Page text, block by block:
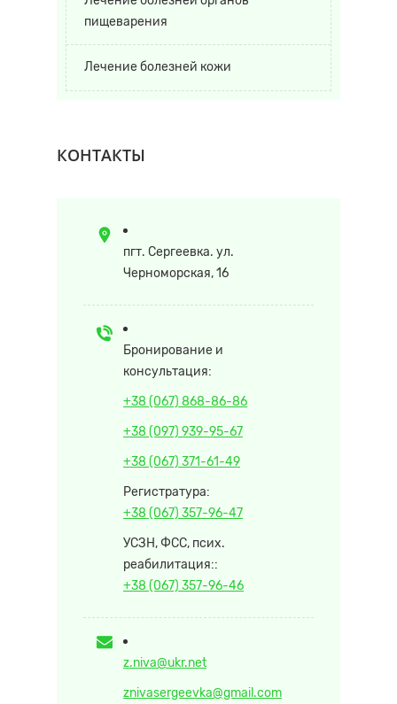
пищеварения
Лечение болезней кожи
КОНТАКТЫ
пгт. Сергеевка. ул.
Черноморская, 16
Бронирование и
консультация:
+38 (067) 868-86-86
+38 (097) 939-95-67
+38 (067) 371-61-49
Регистратура:
+38 (067) 357-96-47
УСЗН, ФСС, псих.
реабилитация::
+38 (067) 357-96-46
z.niva@ukr.net
znivasergeevka@gmail.com